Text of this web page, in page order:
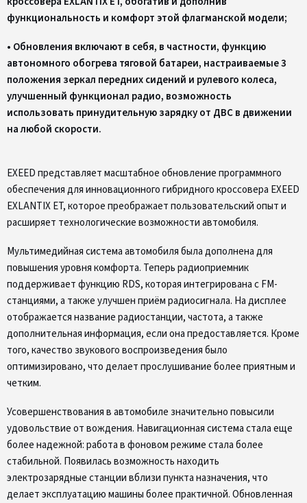
функциональность и комфорт этой флагманской модели;
• Обновления включают в себя, в частности, функцию
автономного обогрева тяговой батареи, настраиваемые 3
положения зеркал передних сидений и рулевого колеса,
улучшенный функционал радио, возможность
использовать принудительную зарядку от ДВС в движении
на любой скорости.
EXEED представляет масштабное обновление программного
обеспечения для инновационного гибридного кроссовера EXEED
EXLANTIX ET, которое преображает пользовательский опыт и
расширяет технологические возможности автомобиля.
Мультимедийная система автомобиля была дополнена для
повышения уровня комфорта. Теперь радиоприемник
поддерживает функцию RDS, которая интегрирована с FM-
станциями, а также улучшен приём радиосигнала. На дисплее
отображается название радиостанции, частота, а также
дополнительная информация, если она предоставляется. Кроме
того, качество звукового воспроизведения было
оптимизировано, что делает прослушивание более приятным и
четким.
Усовершенствования в автомобиле значительно повысили
удовольствие от вождения. Навигационная система стала еще
более надежной: работа в фоновом режиме стала более
стабильной. Появилась возможность находить
электрозарядные станции вблизи пункта назначения, что
делает эксплуатацию машины более практичной. Обновленная